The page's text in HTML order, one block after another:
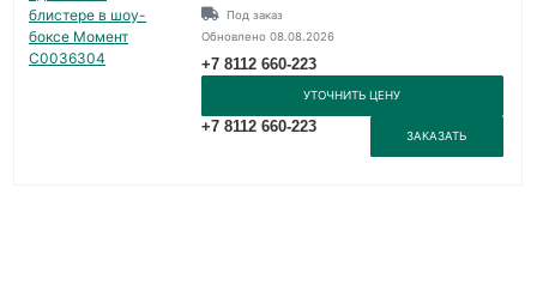
Под заказ
Обновлено 08.08.2026
+7 8112 660-223
УТОЧНИТЬ ЦЕНУ
+7 8112 660-223
ЗАКАЗАТЬ